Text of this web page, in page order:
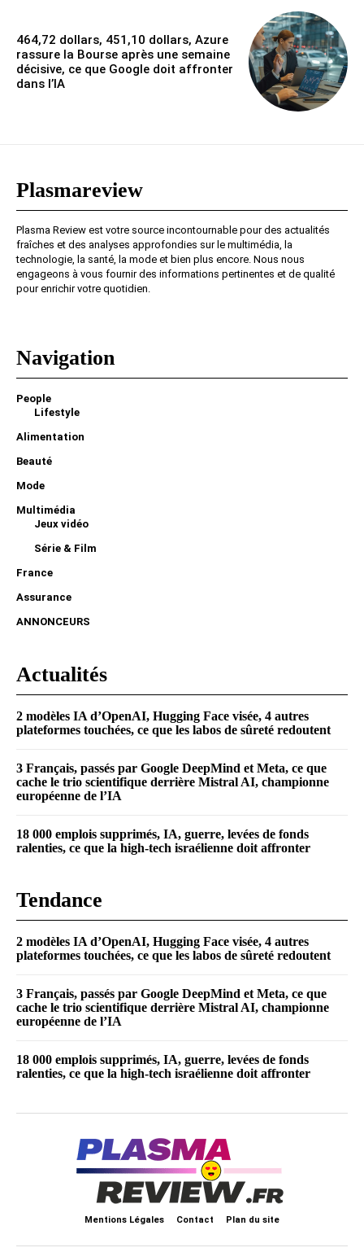
464,72 dollars, 451,10 dollars, Azure
rassure la Bourse après une semaine
décisive, ce que Google doit affronter
dans l’IA
Plasmareview
Plasma Review est votre source incontournable pour des actualités
fraîches et des analyses approfondies sur le multimédia, la
technologie, la santé, la mode et bien plus encore. Nous nous
engageons à vous fournir des informations pertinentes et de qualité
pour enrichir votre quotidien.
Navigation
People
Lifestyle
Alimentation
Beauté
Mode
Multimédia
Jeux vidéo
Série & Film
France
Assurance
ANNONCEURS
Actualités
2 modèles IA d’OpenAI, Hugging Face visée, 4 autres
plateformes touchées, ce que les labos de sûreté redoutent
3 Français, passés par Google DeepMind et Meta, ce que
cache le trio scientifique derrière Mistral AI, championne
européenne de l’IA
18 000 emplois supprimés, IA, guerre, levées de fonds
ralenties, ce que la high-tech israélienne doit affronter
Tendance
2 modèles IA d’OpenAI, Hugging Face visée, 4 autres
plateformes touchées, ce que les labos de sûreté redoutent
3 Français, passés par Google DeepMind et Meta, ce que
cache le trio scientifique derrière Mistral AI, championne
européenne de l’IA
18 000 emplois supprimés, IA, guerre, levées de fonds
ralenties, ce que la high-tech israélienne doit affronter
Mentions Légales Contact Plan du site